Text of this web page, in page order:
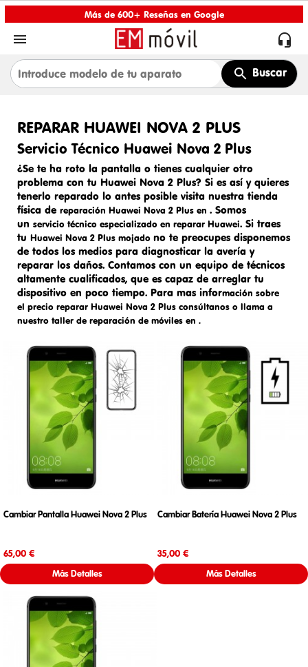
Más de 600+ Reseñas en Google
 
Buscar
REPARAR HUAWEI NOVA 2 PLUS
Servicio Técnico Huawei Nova 2 Plus
¿Se te ha roto la pantalla o tienes cualquier otro
problema con tu Huawei Nova 2 Plus? Si es así y quieres
tenerlo reparado lo antes posible visita nuestra tienda
física de reparación Huawei Nova 2 Plus en . Somos
un servicio técnico especializado en reparar Huawei. Si traes
tu Huawei Nova 2 Plus mojado no te preocupes disponemos
de todos los medios para diagnosticar la avería y
reparar los daños. Contamos con un equipo de técnicos
altamente cualificados, que es capaz de arreglar tu
dispositivo en poco tiempo. Para mas información sobre
el precio reparar Huawei Nova 2 Plus consúltanos o llama a
nuestro taller de reparación de móviles en .
Cambiar Pantalla Huawei Nova 2 Plus
65,00 €
Más Detalles
Cambiar Batería Huawei Nova 2 Plus
35,00 €
Más Detalles